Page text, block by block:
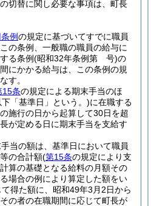
切替に関し必要な事項は、町長
条例の規定に基づいてすでに職員
の条例、一般職の職員の給与に
る条例(昭和32年条例第 号)の
にかかる給与は、この条例の規
す。
15条の規定による期末手当のほ
「基準日」という。)に在職する
施行の日から起算して30日を超
が定める日に期末手当を支給す
当の額は、基準日において職員
の合計額(第15条の規定により支
算の基礎となる給料の月額その
場合の例により算定した額をい
得た額に、昭和49年3月2日から
の者の在職期間に応じて町長が